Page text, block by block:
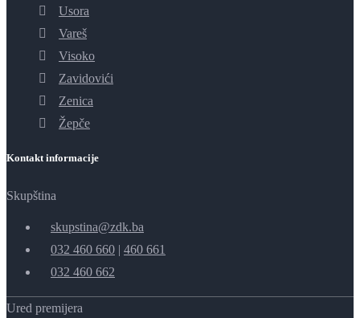
Usora
Vareš
Visoko
Zavidovići
Zenica
Žepče
Kontakt informacije
Skupština
skupstina@zdk.ba
032 460 660 | 460 661
032 460 662
Ured premijera